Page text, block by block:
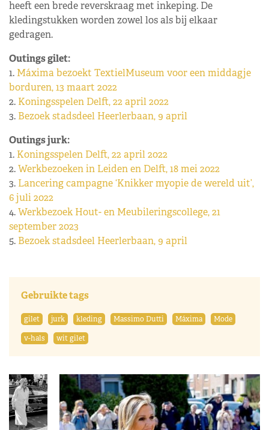
heeft een brede reverskraag met inkeping. De
kledingstukken worden zowel los als bij elkaar
gedragen.
Outings gilet:
1. Máxima bezoekt TextielMuseum voor een middagje
borduren, 13 maart 2022
2. Koningsspelen Delft, 22 april 2022
3. Bezoek stadsdeel Heerlerbaan, 9 april
Outings jurk:
1. Koningsspelen Delft, 22 april 2022
2.Werkbezoeken in Leiden en Delft, 18 mei 2022
3. Lancering campagne ‘Knikker myopie de wereld uit’,
6 juli 2022
4.Werkbezoek Hout- en Meubileringscollege, 21
september 2023
5. Bezoek stadsdeel Heerlerbaan, 9 april
Gebruikte tags
gilet jurk kleding Massimo Dutti Máxima
Mode
v-hals
wit gilet